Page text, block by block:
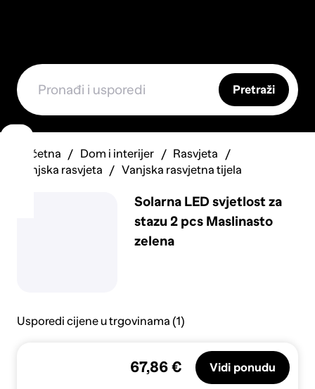
Pretraži
Početna Dom i interijer
Rasvjeta
Vanjska rasvjeta
Vanjska rasvjetna tijela
Solarna LED svjetlost za
stazu 2 pcs Maslinasto
zelena
Usporedi cijene u trgovinama (1)
67,86 € Vidi ponudu